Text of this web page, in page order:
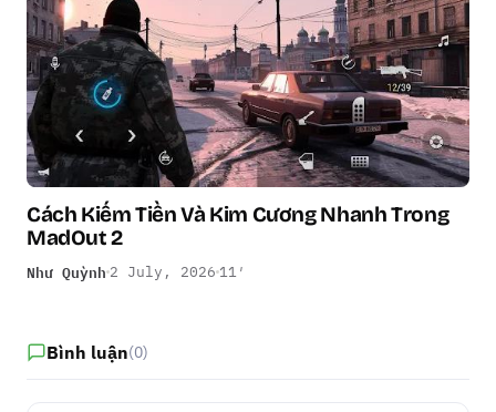
Cách Kiếm Tiền Và Kim Cương Nhanh Trong
MadOut 2
Như Quỳnh 2 July, 2026 11′
Bình luận(0)